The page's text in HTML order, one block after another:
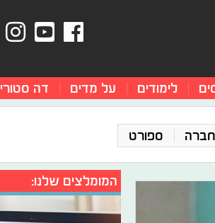
לימודים על מדים דה סטורי
ספורט
המומלצים שלנו: